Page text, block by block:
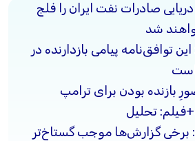
صادرات نفت ایران را فلج
شد
توافق‌نامه پیامی بازدارنده در
است
بازنده بودن برای ترامپ
تحلیل
برخی گزارش‌ها موجب گستاخ‌تر